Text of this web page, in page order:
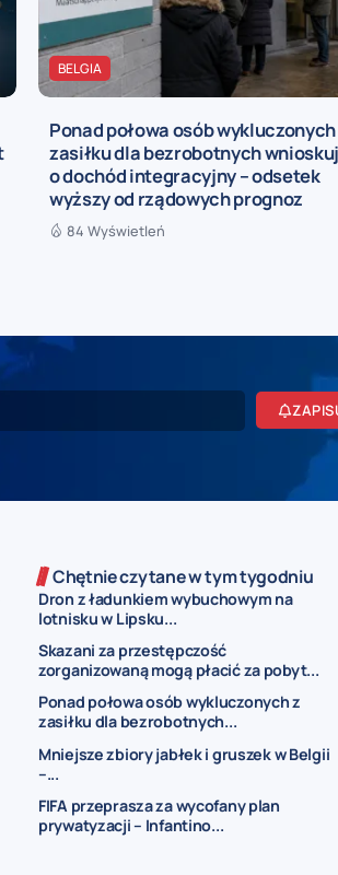
BELGIA
Ponad połowa osób wykluczonych
zasiłku dla bezrobotnych
o dochód integracyjny – odsetek
wyższy od rządowych prognoz
84 Wyświetleń
Chętnie czytane w tym tygodniu
Dron z ładunkiem wybuchowym na
lotnisku w Lipsku...
Skazani za przestępczość
zorganizowaną mogą płacić za pobyt...
Ponad połowa osób wykluczonych z
zasiłku dla bezrobotnych...
Mniejsze zbiory jabłek i gruszek w Belgii
–...
FIFA przeprasza za wycofany plan
prywatyzacji – Infantino...